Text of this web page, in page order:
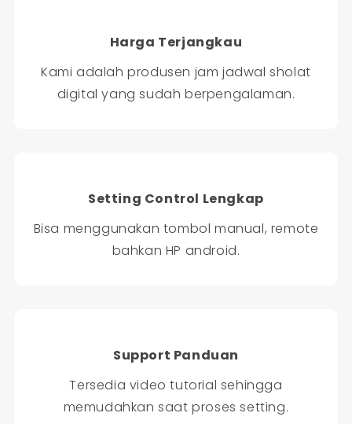
Harga Terjangkau
Kami adalah produsen jam jadwal sholat
digital yang sudah berpengalaman.
Setting Control Lengkap
Bisa menggunakan tombol manual, remote
bahkan HP android.
Support Panduan
Tersedia video tutorial sehingga
memudahkan saat proses setting.